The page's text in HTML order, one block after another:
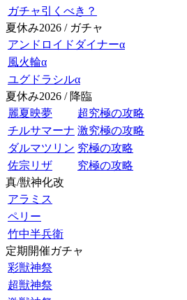
ガチャ引くべき？
夏休み2026 / ガチャ
アンドロイドダイナーα
風火輪α
ユグドラシルα
夏休み2026 / 降臨
麗夏映夢
超究極の攻略
チルサマーナ 激究極の攻略
ダルマツリン 究極の攻略
佐宗リザ
究極の攻略
真/獣神化改
アラミス
ペリー
竹中半兵衛
定期開催ガチャ
彩獣神祭
超獣神祭